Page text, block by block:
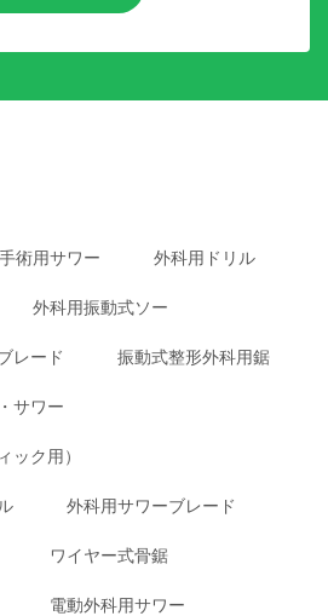
手術用サワー 外科用ドリル
外科用振動式ソー
レード 振動式整形外科用鋸
サワー
ック用）
外科用サワーブレード
ワイヤー式骨鋸
電動外科用サワー